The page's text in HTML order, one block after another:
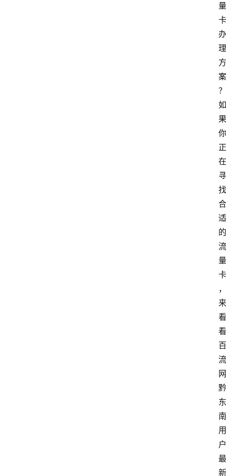
量
卡
办
理
方
案
？
如
果
你
正
在
寻
找
合
适
的
流
量
卡
，
来
看
看
百
流
网
黔
东
南
用
户
最
新